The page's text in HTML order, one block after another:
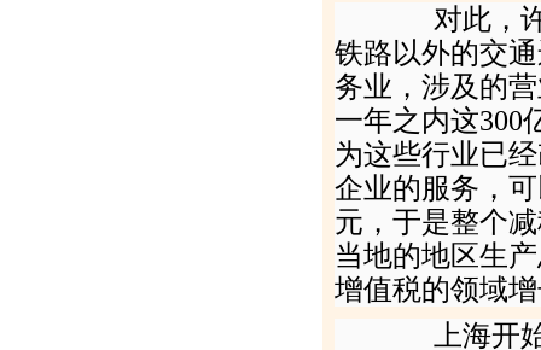
对此，许
铁路以外的交
务业，涉及的
一年之内这300
为这些行业已
企业的服务，
元，于是整个
当地的地区生
增值税的领域
上海开始